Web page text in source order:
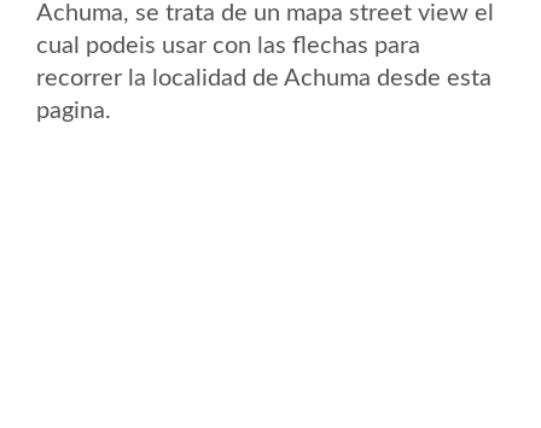
Achuma, se trata de un mapa street view el
cual podeis usar con las flechas para
recorrer la localidad de Achuma desde esta
pagina.